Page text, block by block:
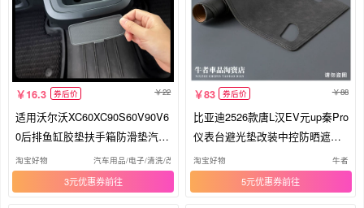
16.3 券后价 22
适用沃尔沃XC60XC90S60V90V6
0后排鱼缸胶垫扶手箱防滑垫汽车
用品
淘宝好物 汽车用品/电子/清洗/改装
3元优惠券
83 券后价 88
比亚迪2526款唐L汉EV元up秦Pro
仪表台避光垫改装中控防晒遮阳
遮光
淘宝好物 牛者
5元优惠券